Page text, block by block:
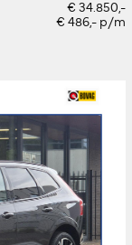
€ 34.850,-
€ 486,- p/m